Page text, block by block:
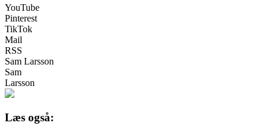
YouTube
Pinterest
TikTok
Mail
RSS
Sam Larsson
Sam
Larsson
Læs også: